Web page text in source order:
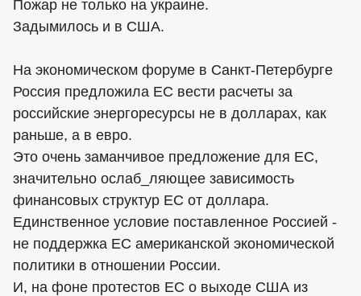
Пожар не только на украине.
Задымилось и в США.
На экономическом форуме в Санкт-Петербурге
Россия предложила ЕС вести расчеты за
российские энергоресурсы не в долларах, как
раньше, а в евро.
Это очень заманчивое предложение для ЕС,
значительно ослаб_ляющее зависимость
финансовых структур ЕС от доллара.
Единственное условие поставленное Россией -
не поддержка ЕС американской экономической
политики в отношении России.
И, на фоне протестов ЕС о выходе США из